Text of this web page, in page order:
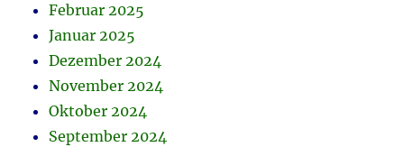
Februar 2025
Januar 2025
Dezember 2024
November 2024
Oktober 2024
September 2024